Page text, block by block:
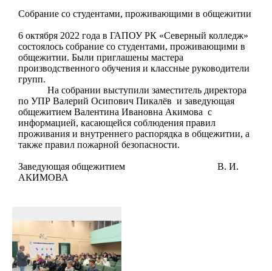
Собрание со студентами, проживающими в общежитии
6 октября 2022 года в ГАПОУ РК «Северный колледж»
состоялось собрание со студентами, проживающими в
общежитии. Были приглашены мастера
производственного обучения и классные руководители
групп.
На собрании выступили заместитель директора
по УПР Валерий Осипович Пикалёв и заведующая
общежитием Валентина Ивановна Акимова с
информацией, касающейся соблюдения правил
проживания и внутреннего распорядка в общежитии, а
также правил пожарной безопасности.
Заведующая общежитием В. И.
АКИМОВА